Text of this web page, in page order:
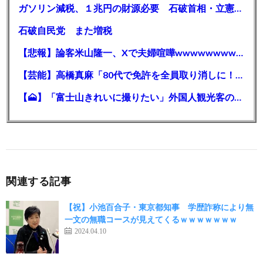
ガソリン減税、１兆円の財源必要 石破首相・立憲野田氏「財源は死に物狂いで確保しなければならない」「本当に死に物狂いで」
石破自民党 また増税
【悲報】論客米山隆一、Xで夫婦喧嘩wwwwwwwwwwww
【芸能】高橋真麻「80代で免許を全員取り消しに！」 高齢ドライバーの事故問題で、高齢者の運転免許取り消し法を提案
【🗻】「富士山きれいに撮りたい」外国人観光客のレンタカー事故が急増…「ハンドルが逆で慣れず」、道の狭さも
関連する記事
【祝】小池百合子・東京都知事 学歴詐称により無
一文の無職コースが見えてくるｗｗｗｗｗｗｗ
2024.04.10